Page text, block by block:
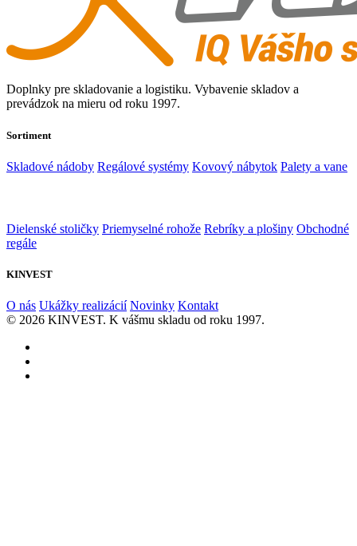
Doplnky pre skladovanie a logistiku. Vybavenie skladov a
prevádzok na mieru od roku 1997.
Sortiment
Skladové nádoby Regálové systémy Kovový nábytok Palety a vane
Dielenské stoličky Priemyselné rohože Rebríky a plošiny Obchodné
regále
KINVEST
O nás Ukážky realizácií Novinky Kontakt
© 2026 KINVEST. K vášmu skladu od roku 1997.